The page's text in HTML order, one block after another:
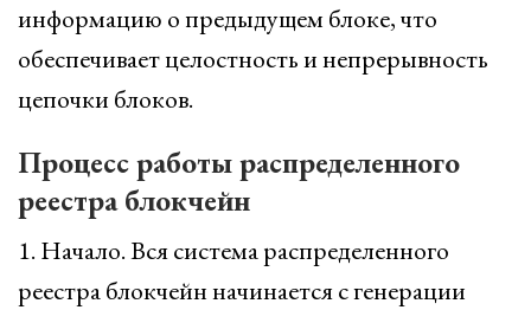
информацию о предыдущем блоке, что
обеспечивает целостность и непрерывность
цепочки блоков.
Процесс работы распределенного
реестра блокчейн
1. Начало. Вся система распределенного
реестра блокчейн начинается с генерации